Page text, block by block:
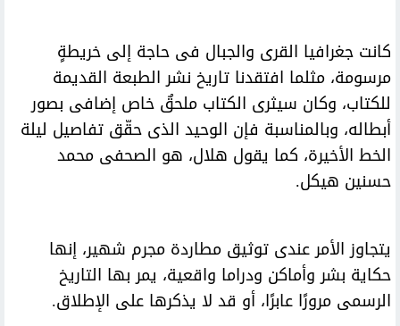
كانت جغرافيا القرى والجبال فى حاجة إلى خريطةٍ
مرسومة، مثلما افتقدنا تاريخ نشر الطبعة القديمة
للكتاب، وكان سيثرى الكتاب ملحقٌ خاص إضافى بصور
أبطاله، وبالمناسبة فإن الوحيد الذى حقّق تفاصيل ليلة
الخط الأخيرة، كما يقول هلال، هو الصحفى محمد
حسنين هيكل.
يتجاوز الأمر عندى توثيق مطاردة مجرم شهير، إنها
حكاية بشر وأماكن ودراما واقعية، يمر بها التاريخ
الرسمى مرورًا عابرًا، أو قد لا يذكرها على الإطلاق.